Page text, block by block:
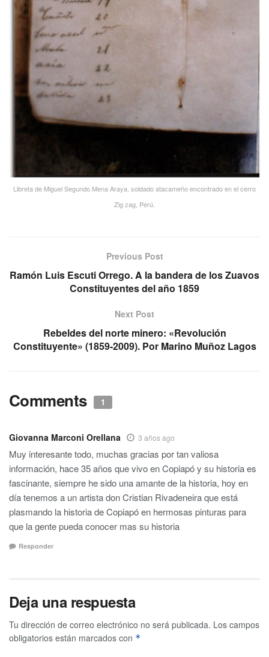
Libreta de Miguel Segundo Mena Araya, soldado atacameño encontrado en el cerro
Zig zag, Perú.
Previous Post
Ramón Luis Escuti Orrego. A la bandera de los Zuavos
Constituyentes del año 1859
Next Post
Rebeldes del norte minero: «Revolución
Constituyente» (1859-2009). Por Marino Muñoz Lagos
Comments 1
Giovanna Marconi Orellana 3 años ago
Muy interesante todo, muchas gracias por tan valiosa
información, hace 35 años que vivo en Copiapó y su historia es
fascinante, siempre he sido una amante de la historia, hoy en
día tenemos a un artista don Cristian Rivadeneira que está
plasmando la historia de Copiapó en hermosas pinturas para
que la gente pueda conocer mas su historia
Responder
Deja una respuesta
Tu dirección de correo electrónico no será publicada. Los campos
obligatorios están marcados con *